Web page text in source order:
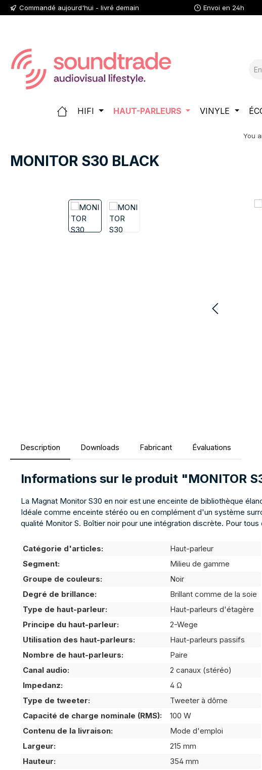
au contenu principal
Passer à la recherche
Passer à la navigation principale
Commandé aujourd'hui - livré demain Envoi en 24h
HIFI HAUT-PARLEURS VINYLE
You
MONITOR S30 BLACK
Ignorer la galerie d'images
Description Downloads Fabricant Évaluations
Informations sur le produit "MONITOR
La Magnat Monitor S30 en noir est une enceinte de bibliothèque
Idéale comme enceinte stéréo ou en complément d'un système
qualité Monitor S. Boîtier noir pour une intégration discrète. Pour
Catégorie d'articles:
Haut-parleur
Segment:
Milieu de gamme
Groupe de couleurs:
Noir
Degré de brillance:
Brillant comme de la soie
Type de haut-parleur:
Haut-parleurs d'étagère
Principe du haut-parleur:
2-Wege
Utilisation des haut-parleurs:
Haut-parleurs passifs
Nombre de haut-parleurs:
Paire
Canal audio:
2 canaux (stéréo)
Impedanz:
4 Ω
Type de tweeter:
Tweeter à dôme
Capacité de charge nominale (RMS):
100 W
Contenu de la livraison:
Mode d'emploi
Largeur:
215 mm
Hauteur:
354 mm